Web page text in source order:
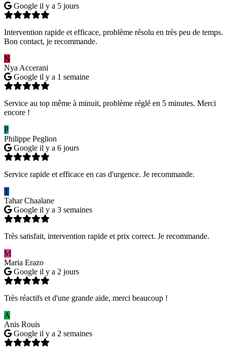
Google il y a 5 jours
Intervention rapide et efficace, problème résolu en très peu de temps.
Bon contact, je recommande.
N
Nya Accerani
Google il y a 1 semaine
Service au top même à minuit, problème réglé en 5 minutes. Merci
encore !
P
Philippe Peglion
Google il y a 6 jours
Service rapide et efficace en cas d'urgence. Je recommande.
T
Tahar Chaalane
Google il y a 3 semaines
Très satisfait, intervention rapide et prix correct. Je recommande.
M
Maria Erazo
Google il y a 2 jours
Très réactifs et d'une grande aide, merci beaucoup !
A
Anis Rouis
Google il y a 2 semaines